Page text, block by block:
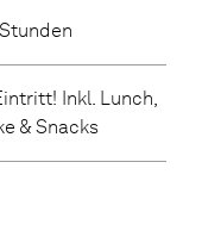
Inkl. Lunch,
& Snacks